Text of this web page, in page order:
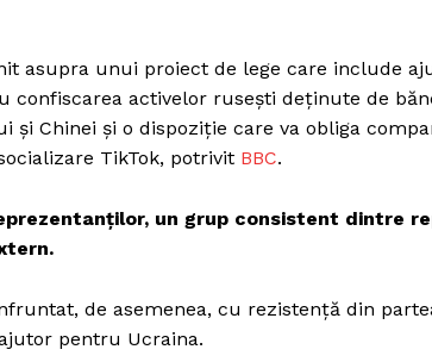
asupra unui proiect de lege care include
confiscarea activelor rusești deținute de
și Chinei și o dispoziție care va obliga
TikTok, potrivit BBC.
un grup consistent dintre
de asemenea, cu rezistență din
pentru Ucraina.